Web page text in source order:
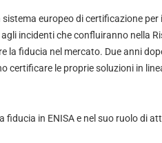
europeo di certificazione
incidenti che confluiranno nella
la fiducia nel mercato. Due anni
certificare le proprie soluzioni in
in ENISA e nel suo ruolo di